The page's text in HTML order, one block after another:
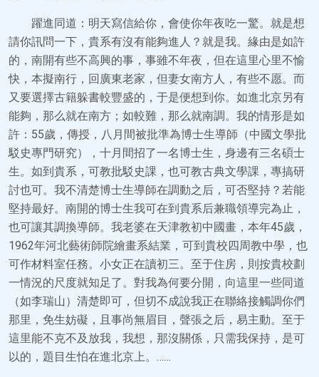
躍進同道：明天寫信給你，會使你年夜吃一驚。就是想
請你訊問一下，貴系有沒有能夠進人？就是我。緣由是如許
的，南開有些不高興的事，事雖不年夜，但在這里心里不愉
快，本擬南行，回廣東老家，但妻女南方人，有些不愿。而
又要選擇古籍躲書較豐盛的，于是便想到你。如進北京另有
能夠，那么就在南方；如較難，那么就南調。我的情形是如
許：55歲，傳授，八月間被批準為博士生導師（中國文學批
駁史專門研究），十月間招了一名博士生，身邊有三名碩士
生。如到貴系，可教批駁史課，也可教古典文學課，專搞研
討也可。我不清楚博士生導師在調動之后，可否堅持？若能
堅持最好。南開的博士生我可在到貴系后兼職領導完為止，
也可讓其調換導師。我老婆在天津教初中國畫，本年45歲，
1962年河北藝術師院繪畫系結業，可到貴校四周教中學，也
可作材料室任務。小女正在讀初三。至于住房，則按貴校劃
一情況的尺度就知足了。對我為何要分開，向這里一些同道
（如李瑞山）清楚即可，但切不成說我正在聯絡接觸調你們
那里，免生妨礙，且事尚無眉目，聲張之后，易主動。至于
這里能不克不及放我，我想，那沒關係，只需我保持，是可
以的，題目生怕在進北京上。……